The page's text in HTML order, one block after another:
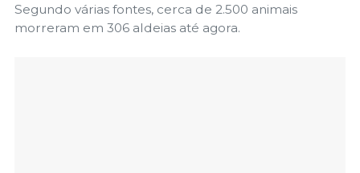
Segundo várias fontes, cerca de 2.500 animais
morreram em 306 aldeias até agora.